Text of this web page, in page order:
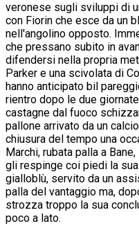
veronese sugli sviluppi di
con Fiorin che esce da un
nell'angolino opposto.
che pressano subito in
difendersi nella propria
Parker e una scivolata di
hanno anticipato bil
rientro dopo le due
castagne dal fuoco
pallone arrivato da un
chiusura del tempo una
Marchi, rubata palla a
gli respinge coi piedi la
gialloblù, servito da un
palla del vantaggio ma,
strozza troppo la sua
poco a lato.